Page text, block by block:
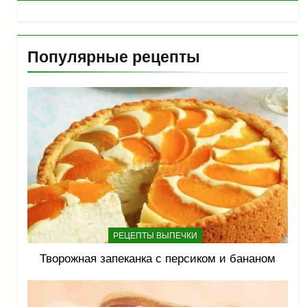
Популярные рецепты
РЕЦЕПТЫ ВЫПЕЧКИ
Творожная запеканка с персиком и бананом